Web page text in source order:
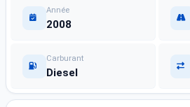
Année
2008
Carburant
Diesel